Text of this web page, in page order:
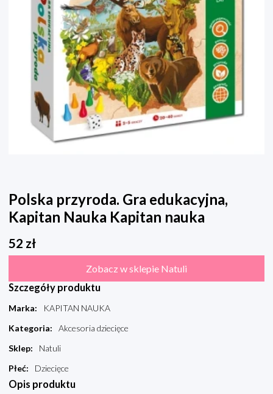
Polska przyroda. Gra edukacyjna,
Kapitan Nauka Kapitan nauka
52 zł
Zobacz w sklepie Natuli
Szczegóły produktu
Marka:
KAPITAN NAUKA
Kategoria:
Akcesoria dziecięce
Sklep:
Natuli
Płeć: Dziecięce
Opis produktu